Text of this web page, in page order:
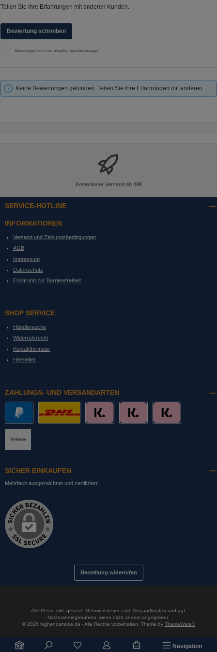
Navigation
Du hast 0 Produkte auf dem Merkzettel
Teilen Sie Ihre Erfahrungen mit anderen Kunden.
Bewertung schreiben
Bewertungen nur in der aktuellen Sprache anzeigen.
Keine Bewertungen gefunden. Teilen Sie Ihre Erfahrungen mit anderen.
Kostenloser Versand ab 49€
SERVICE-HOTLINE
INFORMATIONEN
Versand und Zahlungsbedingungen
AGB
Impressum
Datenschutz
Erklärung zur Barrierefreiheit
SHOP SERVICE
Händlersuche
Widerrufsrecht
Kontaktformular
Hersteller
ZAHLUNGS- UND VERSANDARTEN
Vorkasse
SICHER EINKAUFEN
Mehrfach ausgezeichnet und zertifiziert!
Bestellung widerrufen
Alle Preise inkl. gesetzl. Mehrwertsteuer zzgl. Versandkosten und ggf.
Nachnahmegebühren, wenn nicht anders angegeben.
© 2026 highendsmoke.de - Alle Rechte vorbehalten. Theme by ThemeWare®